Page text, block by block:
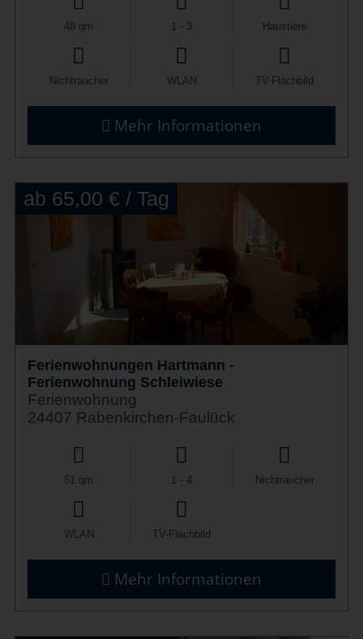
48 qm 1 - 3 Haustiere
Nichtraucher WLAN TV-Flachbild
Mehr Informationen
ab 65,00 € / Tag
Ferienwohnungen Hartmann -
Ferienwohnung Schleiwiese
Ferienwohnung
24407 Rabenkirchen-Faulück
61 qm 1 - 4 Nichtraucher
WLAN TV-Flachbild
Mehr Informationen